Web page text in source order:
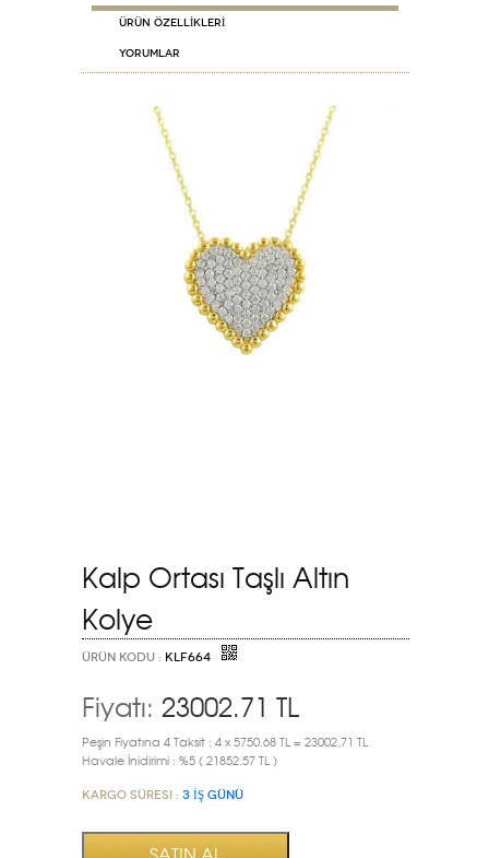
ÜRÜN ÖZELLİKLERİ
Yorumlar
Kalp Ortası Taşlı Altın
Kolye
ÜRÜN KODU : KLF664
Fiyatı: 23002.71 TL
Peşin Fiyatına 4 Taksit : 4 x 5750.68 TL = 23002,71 TL
Havale İnidirimi : %5 ( 21852.57 TL )
Kargo Süresi : 3 İŞ GÜNÜ